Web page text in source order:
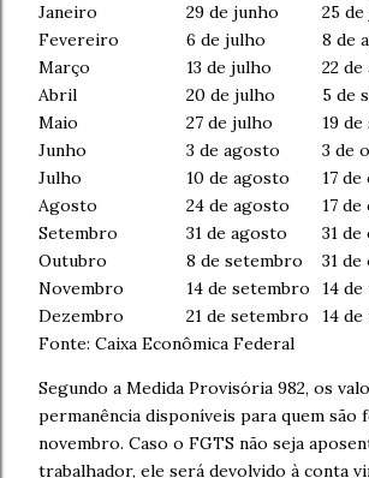
Janeiro
29 de junho
25
Fevereiro
6 de julho
8 de
Março
13 de julho
22
Abril
20 de julho
5 de
Maio
27 de julho
19
Junho
3 de agosto
3 de
Julho
10 de agosto
17
Agosto
24 de agosto
17
Setembro
31 de agosto
31
Outubro
8 de setembro
31
Novembro
14 de setembro
14
Dezembro
21 de setembro
14
Fonte: Caixa Econômica Federal
Segundo a Medida Provisória 982, os
permanência disponíveis para quem são
novembro. Caso o FGTS não seja
trabalhador, ele será devolvido à conta